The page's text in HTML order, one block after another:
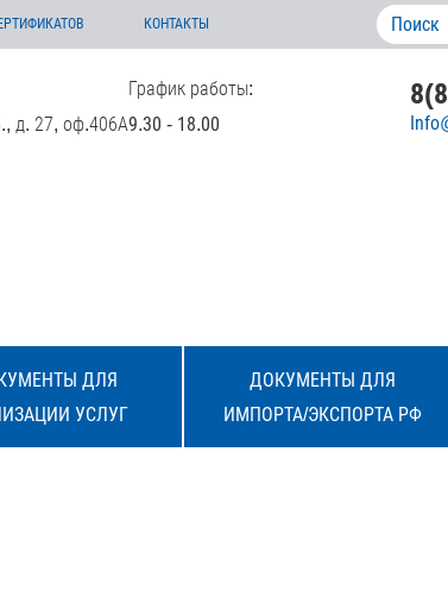
КОНТАКТЫ
д. 27, оф.406А
График работы:
9.30 - 18.00
ДЛЯ
УСЛУГ
ДОКУМЕНТЫ ДЛЯ
ИМПОРТА/ЭКСПОРТА РФ